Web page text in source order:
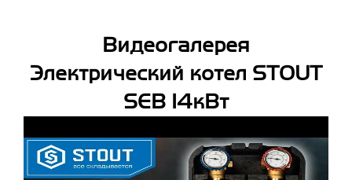
Видеогалерея
Электрический котел STOUT
SEB 14кВт